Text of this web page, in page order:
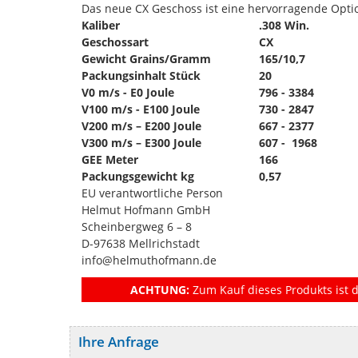
Das neue CX Geschoss ist eine hervorragende
Kaliber
.308 Win.
Geschossart
CX
Gewicht Grains/Gramm
165/10,7
Packungsinhalt Stück
20
V0 m/s - E0 Joule
796 - 3384
V100 m/s - E100 Joule
730 - 2847
V200 m/s – E200 Joule
667 - 2377
V300 m/s – E300 Joule
607 - 1968
GEE Meter
166
Packungsgewicht kg
0,57
EU verantwortliche Person
Helmut Hofmann GmbH
Scheinbergweg 6 – 8
D-97638 Mellrichstadt
info@helmuthofmann.de
ACHTUNG: Zum Kauf dieses Produkts ist
Ihre Anfrage